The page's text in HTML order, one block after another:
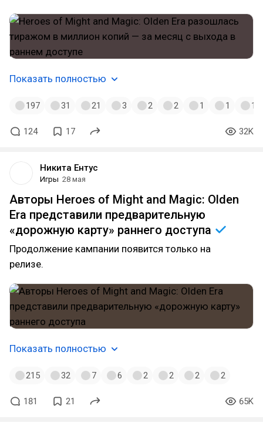
Показать полностью
197 31 21 3 2 2 1 1 1
124 17 32K
Никита Ентус
Игры 28 мая
Авторы Heroes of Might and Magic: Olden
Era представили предварительную
«дорожную карту» раннего доступа
Продолжение кампании появится только на
релизе.
Показать полностью
215 32 7 6 2 2 2 2
181 21 65K